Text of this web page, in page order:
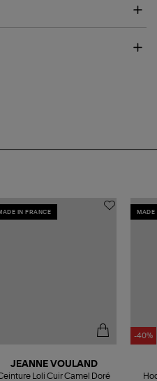
IN FRANCE
JEANNE VOULAND
Loli Cuir Camel Doré
MADE
-40%